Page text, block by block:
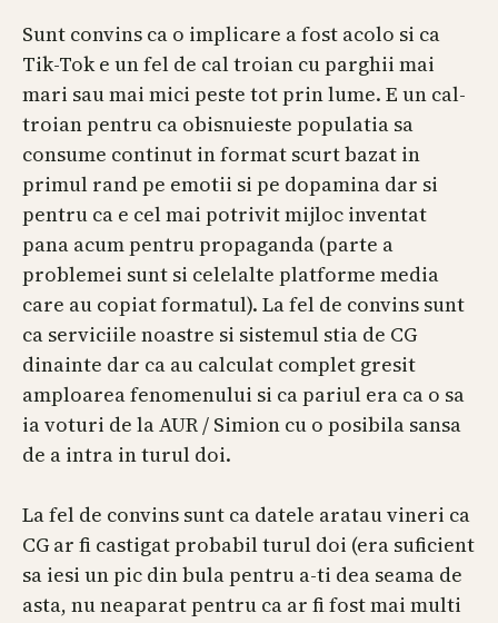
Sunt convins ca o implicare a fost acolo si ca
Tik-Tok e un fel de cal troian cu parghii mai
mari sau mai mici peste tot prin lume. E un cal-
troian pentru ca obisnuieste populatia sa
consume continut in format scurt bazat in
primul rand pe emotii si pe dopamina dar si
pentru ca e cel mai potrivit mijloc inventat
pana acum pentru propaganda (parte a
problemei sunt si celelalte platforme media
care au copiat formatul). La fel de convins sunt
ca serviciile noastre si sistemul stia de CG
dinainte dar ca au calculat complet gresit
amploarea fenomenului si ca pariul era ca o sa
ia voturi de la AUR / Simion cu o posibila sansa
de a intra in turul doi.
La fel de convins sunt ca datele aratau vineri ca
CG ar fi castigat probabil turul doi (era suficient
sa iesi un pic din bula pentru a-ti dea seama de
asta, nu neaparat pentru ca ar fi fost mai multi